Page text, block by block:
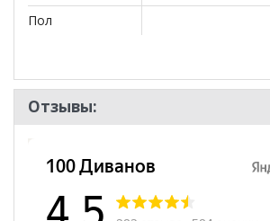
Пол
Отзывы: